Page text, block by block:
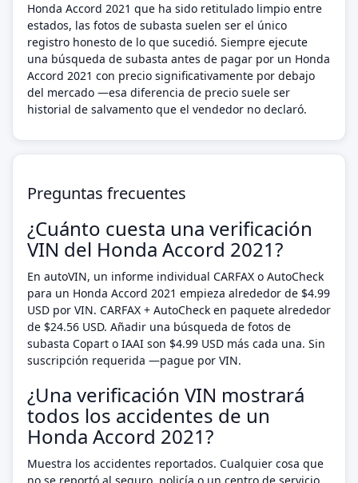
Honda Accord 2021 que ha sido retitulado limpio entre
estados, las fotos de subasta suelen ser el único
registro honesto de lo que sucedió. Siempre ejecute
una búsqueda de subasta antes de pagar por un Honda
Accord 2021 con precio significativamente por debajo
del mercado —esa diferencia de precio suele ser
historial de salvamento que el vendedor no declaró.
Preguntas frecuentes
¿Cuánto cuesta una verificación
VIN del Honda Accord 2021?
En autoVIN, un informe individual CARFAX o AutoCheck
para un Honda Accord 2021 empieza alrededor de $4.99
USD por VIN. CARFAX + AutoCheck en paquete alrededor
de $24.56 USD. Añadir una búsqueda de fotos de
subasta Copart o IAAI son $4.99 USD más cada una. Sin
suscripción requerida —pague por VIN.
¿Una verificación VIN mostrará
todos los accidentes de un
Honda Accord 2021?
Muestra los accidentes reportados. Cualquier cosa que